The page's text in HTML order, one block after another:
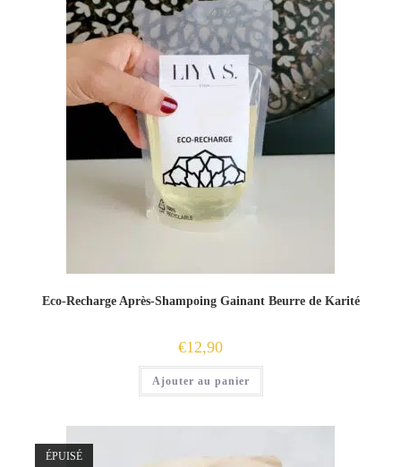
Eco-Recharge Après-Shampoing Gainant Beurre de Karité
€12,90
Ajouter au panier
ÉPUISÉ